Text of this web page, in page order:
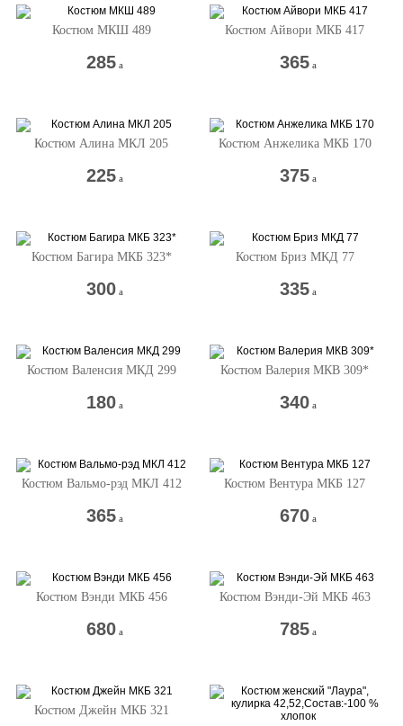
Костюм МКШ 489
285 a
Костюм Айвори МКБ 417
365 a
Костюм Алина МКЛ 205
225 a
Костюм Анжелика МКБ 170
375 a
Костюм Багира МКБ 323*
300 a
Костюм Бриз МКД 77
335 a
Костюм Валенсия МКД 299
180 a
Костюм Валерия МКВ 309*
340 a
Костюм Вальмо-рэд МКЛ 412
365 a
Костюм Вентура МКБ 127
670 a
Костюм Вэнди МКБ 456
680 a
Костюм Вэнди-Эй МКБ 463
785 a
Костюм Джейн МКБ 321